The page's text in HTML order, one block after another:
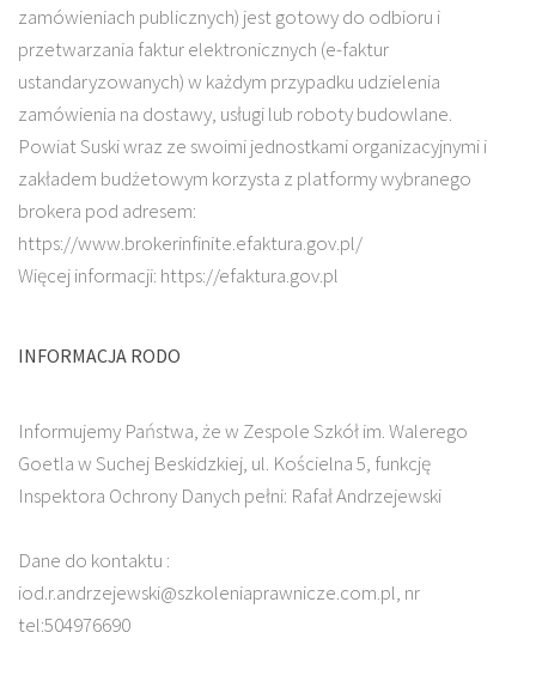
zamówieniach publicznych) jest gotowy do odbioru i
przetwarzania faktur elektronicznych (e-faktur
ustandaryzowanych) w każdym przypadku udzielenia
zamówienia na dostawy, usługi lub roboty budowlane.
Powiat Suski wraz ze swoimi jednostkami organizacyjnymi i
zakładem budżetowym korzysta z platformy wybranego
brokera pod adresem:
https://www.brokerinfinite.efaktura.gov.pl/
Więcej informacji: https://efaktura.gov.pl
INFORMACJA RODO
Informujemy Państwa, że w Zespole Szkół im. Walerego
Goetla w Suchej Beskidzkiej, ul. Kościelna 5, funkcję
Inspektora Ochrony Danych pełni: Rafał Andrzejewski
Dane do kontaktu :
iod.r.andrzejewski@szkoleniaprawnicze.com.pl, nr
tel:504976690